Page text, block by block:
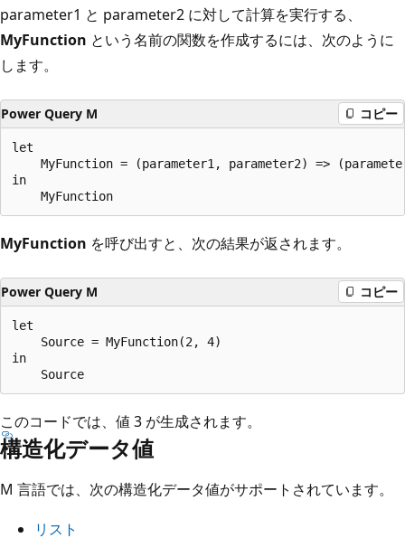
parameter1 と parameter2 に対して計算を実行する、
MyFunction という名前の関数を作成するには、次のように
します。
Power Query M コピー
let
MyFunction = (parameter1, parameter2) =>
in
MyFunction を呼び出すと、次の結果が返されます。
Power Query M コピー
let
    Source = MyFunction(2, 4)
in
このコードでは、値 3 が生成されます。
構造化データ値
M 言語では、次の構造化データ値がサポートされています。
リスト